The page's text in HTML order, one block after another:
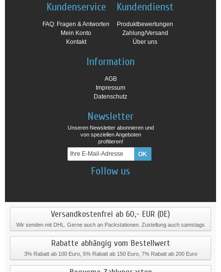
Kundenservice
FAQ: Fragen & Antworten
Mein Konto
Kontakt
Kundendienst
Produktbewertungen
Zahlung/Versand
Über uns
Information
AGB
Impressum
Datenschutz
Newsletter
Unseren Newsletter abonnieren und
von speziellen Angeboten
profitieren!
Follow us
Versandkostenfrei ab 60,- EUR (DE)
Wir senden mit DHL. Gerne auch an Packstationen. Zustellung auch samstags
Rabatte abhängig vom Bestellwert
3% Rabatt ab 100 Euro, 5% Rabatt ab 150 Euro, 7% Rabatt ab 200 Euro